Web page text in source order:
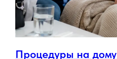
Процедуры на дому